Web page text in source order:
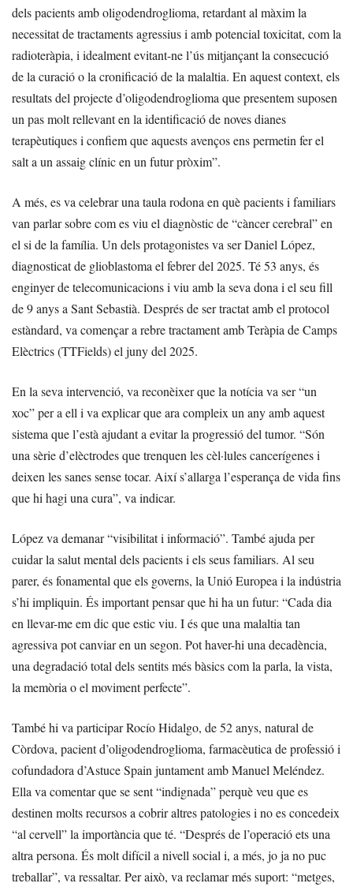
dels pacients amb oligodendroglioma, retardant al màxim la
necessitat de tractaments agressius i amb potencial toxicitat, com la
radioteràpia, i idealment evitant-ne l’ús mitjançant la consecució
de la curació o la cronificació de la malaltia. En aquest context, els
resultats del projecte d’oligodendroglioma que presentem suposen
un pas molt rellevant en la identificació de noves dianes
terapèutiques i confiem que aquests avenços ens permetin fer el
salt a un assaig clínic en un futur pròxim”.
A més, es va celebrar una taula rodona en què pacients i familiars
van parlar sobre com es viu el diagnòstic de “càncer cerebral” en
el si de la família. Un dels protagonistes va ser Daniel López,
diagnosticat de glioblastoma el febrer del 2025. Té 53 anys, és
enginyer de telecomunicacions i viu amb la seva dona i el seu fill
de 9 anys a Sant Sebastià. Després de ser tractat amb el protocol
estàndard, va començar a rebre tractament amb Teràpia de Camps
Elèctrics (TTFields) el juny del 2025.
En la seva intervenció, va reconèixer que la notícia va ser “un
xoc” per a ell i va explicar que ara compleix un any amb aquest
sistema que l’està ajudant a evitar la progressió del tumor. “Són
una sèrie d’elèctrodes que trenquen les cèl·lules cancerígenes i
deixen les sanes sense tocar. Així s’allarga l’esperança de vida fins
que hi hagi una cura”, va indicar.
López va demanar “visibilitat i informació”. També ajuda per
cuidar la salut mental dels pacients i els seus familiars. Al seu
parer, és fonamental que els governs, la Unió Europea i la indústria
s’hi impliquin. És important pensar que hi ha un futur: “Cada dia
en llevar-me em dic que estic viu. I és que una malaltia tan
agressiva pot canviar en un segon. Pot haver-hi una decadència,
una degradació total dels sentits més bàsics com la parla, la vista,
la memòria o el moviment perfecte”.
També hi va participar Rocío Hidalgo, de 52 anys, natural de
Còrdova, pacient d’oligodendroglioma, farmacèutica de professió i
cofundadora d’Astuce Spain juntament amb Manuel Meléndez.
Ella va comentar que se sent “indignada” perquè veu que es
destinen molts recursos a cobrir altres patologies i no es concedeix
“al cervell” la importància que té. “Després de l’operació ets una
altra persona. És molt difícil a nivell social i, a més, jo ja no puc
treballar”, va ressaltar. Per això, va reclamar més suport: “metges,